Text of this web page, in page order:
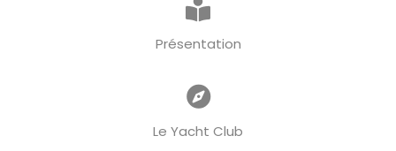
Présentation
Le Yacht Club